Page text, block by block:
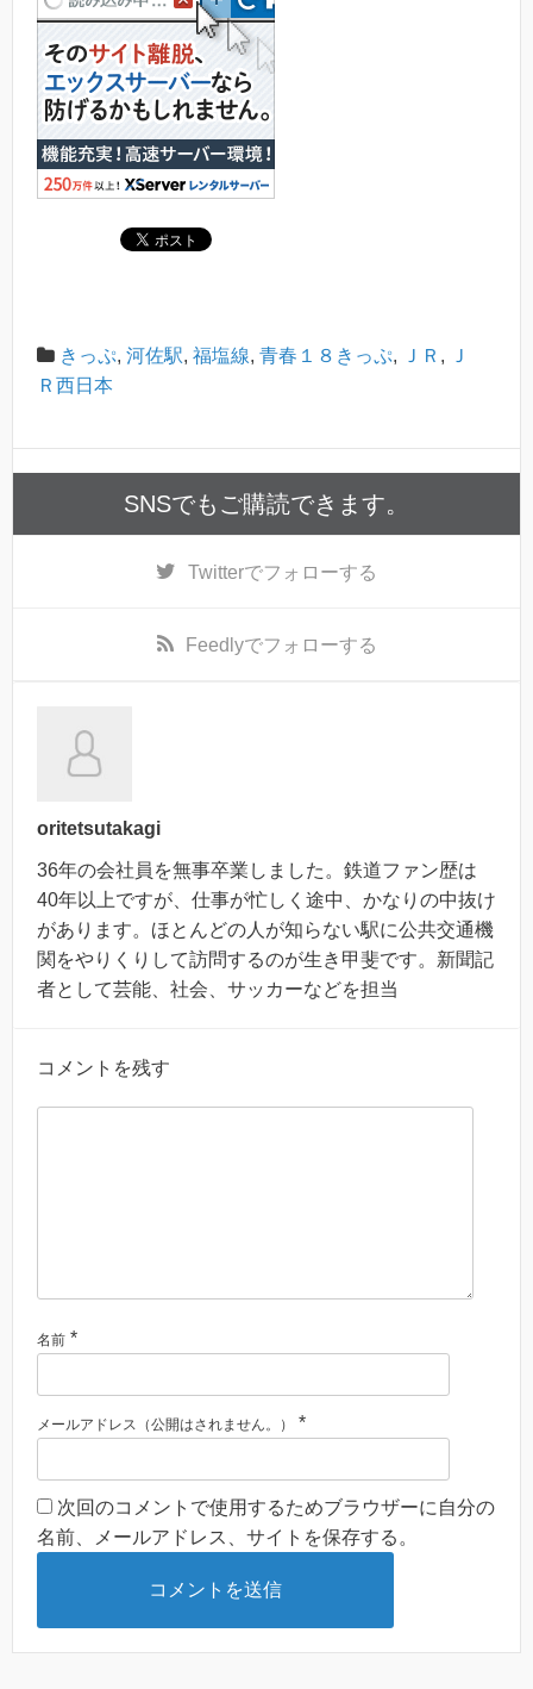
きっぷ, 河佐駅, 福塩線, 青春１８きっぷ, ＪＲ ,
Ｊ
Ｒ西日本
SNSでもご購読できます。
Twitterでフォローする
Feedlyでフォローする
oritetsutakagi
36年の会社員を無事卒業しました。鉄道ファン歴は
40年以上ですが、仕事が忙しく途中、かなりの中抜け
があります。ほとんどの人が知らない駅に公共交通機
関をやりくりして訪問するのが生き甲斐です。新聞記
者として芸能、社会、サッカーなどを担当
コメントを残す
名前 *
メールアドレス（公開はされません。） *
次回のコメントで使用するためブラウザーに自分の
名前、メールアドレス、サイトを保存する。